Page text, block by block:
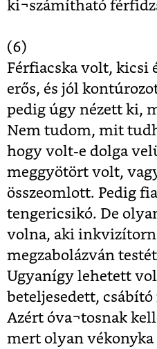
ki¬számítható
(6)
Férfiacska volt, kicsi
erős, és jól
pedig úgy nézett ki,
Nem tudom, mit
hogy volt-e dolga
meggyötört volt,
összeomlott. Pedig
tengericsikó. De
volna, aki
megzabolázván
Ugyanígy lehetett
beteljesedett,
Azért óva¬tosnak
mert olyan